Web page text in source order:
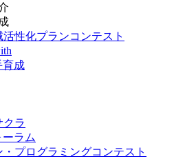
性化プランコンテスト
育成
クラ
ラム
プログラミングコンテスト